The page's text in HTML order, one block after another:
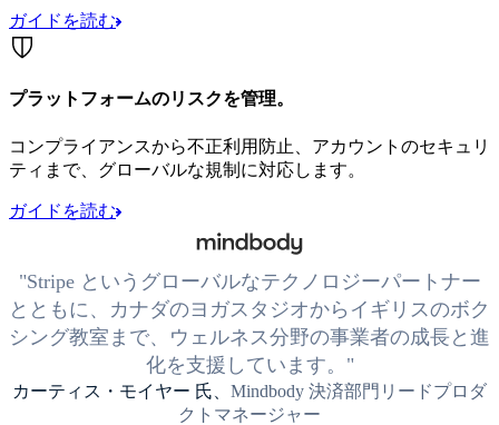
ガイドを読む
プラットフォームのリスクを管理。
コンプライアンスから不正利用防止、アカウントのセキュリ
ティまで、グローバルな規制に対応します。
ガイドを読む
Stripe というグローバルなテクノロジーパートナー
とともに、カナダのヨガスタジオからイギリスのボク
シング教室まで、ウェルネス分野の事業者の成長と進
化を支援しています。
カーティス・モイヤー 氏、 Mindbody 決済部門リードプロダ
クトマネージャー